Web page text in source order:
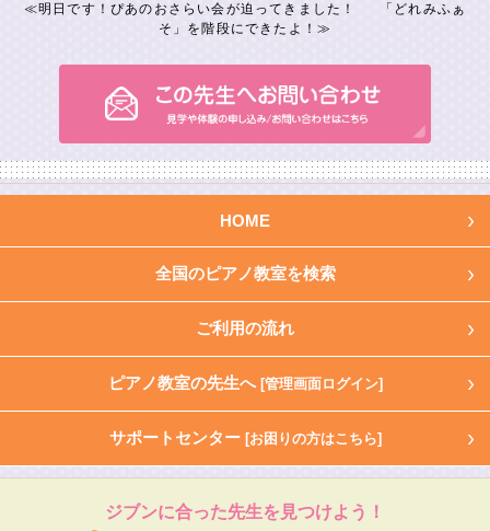
≪明日です！ぴあのおさらい会が迫ってきました！
「どれみふぁ
そ」を階段にできたよ！ ≫
HOME
全国のピアノ教室を検索
ご利用の流れ
ピアノ教室の先生へ [管理画面ログイン]
サポートセンター [お困りの方はこちら]
ジブンに合った先生を見つけよう！